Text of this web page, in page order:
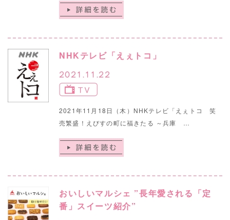
NHKテレビ「えぇトコ」
2021.11.22
2021年11月18日（木）NHKテレビ「えぇトコ 笑
売繁盛！えびすの町に福きたる ～兵庫 …
おいしいマルシェ ”長年愛される「定
番」スイーツ紹介”